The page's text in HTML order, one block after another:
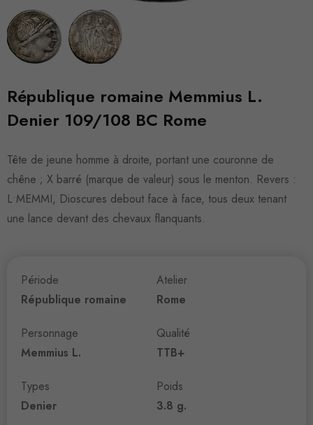
République romaine Memmius L.
Denier 109/108 BC Rome
Tête de jeune homme à droite, portant une couronne de
chêne ; X barré (marque de valeur) sous le menton. Revers :
L•MEMMI, Dioscures debout face à face, tous deux tenant
une lance devant des chevaux flanquants.
Période
République romaine
Personnage
Memmius L.
Types
Denier
Atelier
Rome
Qualité
TTB+
Poids
3.8 g.